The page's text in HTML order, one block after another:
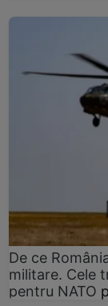
De ce
militare. Cele
pentru NATO